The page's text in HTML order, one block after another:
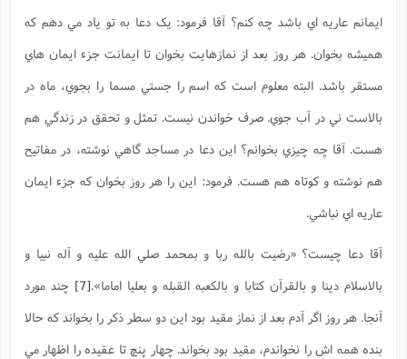
ايمانم عاريه اي باشد چه کنم؟ آقا فرمود: يک دعا به تو ياد مي دهم که
هميشه بخوان. هر روز بعد از نمازهايت بخوان تا ايمانت جزء ايمان هاي
مستقر باشد. البته معلوم است که اسم را جستي مسما را بجوي، ماه در
بالاست ني در آب جوي. صرف خواندن نيست. تمثل و تحقق در زندگي هم
هست. آقا چه چيزي بخوانم؟ اين دعا در مساجد گاهي نوشته، در مفاتيح
هم نوشته و کوتاه هم هست. فرمود: اين را هر روز بخوان که جزء ايمان
عاريه اي نباشي.
آقا دعا چيست؟ «رضيت بالله ربا و بمحمد صلي الله عليه و آله نبيا و
بالاسلام دينا و بالقرآن کتابا و بالکعبه القبله و بعليا اماما».[7]
چند مورد
آنجا. هر روز اگر آدم بعد از نماز مقيد بود اين دو سطر ذکر را بخواند که حالا
بنده همه اش را نخواندم، مقيد بود بخواند. چهار پنچ تا عقيده را اظهار مي